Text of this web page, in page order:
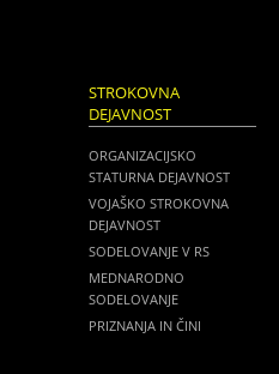
STROKOVNA
DEJAVNOST
ORGANIZACIJSKO
STATURNA DEJAVNOST
VOJAŠKO STROKOVNA
DEJAVNOST
SODELOVANJE V RS
MEDNARODNO
SODELOVANJE
PRIZNANJA IN ČINI